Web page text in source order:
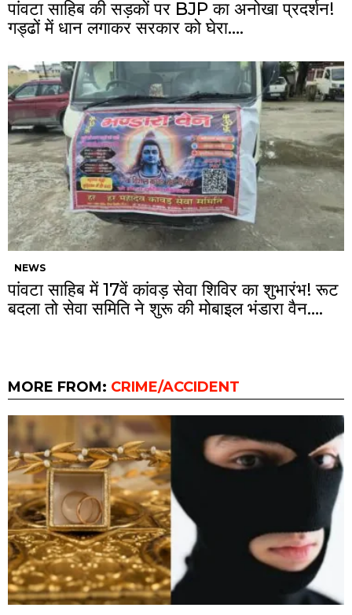
पांवटा साहिब की सड़कों पर BJP का अनोखा प्रदर्शन!
गड्ढों में धान लगाकर सरकार को घेरा….
NEWS
पांवटा साहिब में 17वें कांवड़ सेवा शिविर का शुभारंभ! रूट
बदला तो सेवा समिति ने शुरू की मोबाइल भंडारा वैन….
MORE FROM: CRIME/ACCIDENT